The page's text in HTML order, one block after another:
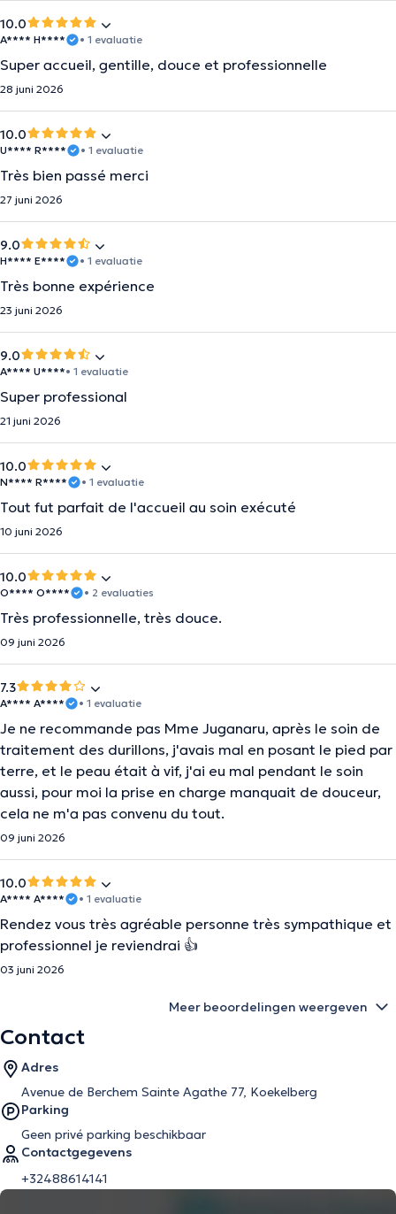
10.0
A**** H**** • 1 evaluatie
Super accueil, gentille, douce et professionnelle
28 juni 2026
10.0
U**** R**** • 1 evaluatie
Très bien passé merci
27 juni 2026
9.0
H**** E**** • 1 evaluatie
Très bonne expérience
23 juni 2026
9.0
A**** U****• 1 evaluatie
Super professional
21 juni 2026
10.0
N**** R**** • 1 evaluatie
Tout fut parfait de l'accueil au soin exécuté
10 juni 2026
10.0
O**** O**** • 2 evaluaties
Très professionnelle, très douce.
09 juni 2026
7.3
A**** A**** • 1 evaluatie
Je ne recommande pas Mme Juganaru, après le soin de
traitement des durillons, j'avais mal en posant le pied par
terre, et le peau était à vif, j'ai eu mal pendant le soin
aussi, pour moi la prise en charge manquait de douceur,
cela ne m'a pas convenu du tout.
09 juni 2026
10.0
A**** A**** • 1 evaluatie
Rendez vous très agréable personne très sympathique et
professionnel je reviendrai 👍
03 juni 2026
Meer beoordelingen weergeven
Contact
Adres
Avenue de Berchem Sainte Agathe 77, Koekelberg
Parking
Geen privé parking beschikbaar
Contactgegevens
+32488614141